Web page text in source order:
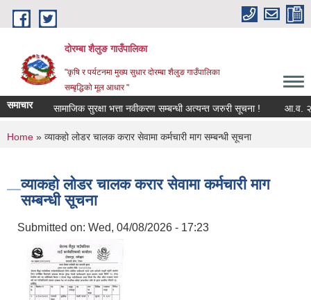
Skip to main content
दोरम्बा शैलुङ गाउँपालिका
"कृषि र पर्यटनमा मुख्य सुधार दोरम्बा शैलुङ गाउँपालिका
सम्बृद्धिको मूल आधार "
समाचार सामाजिक सुरक्षा भत्ता नवीकरण सम्बन्धी अत्यन्त जरुरी सूचना ! आ.व.
You are here
Home » व्याकहो लोडर चालक करार सेवामा कर्मचारी माग सम्बन्धी सूचना
व्याकहो लोडर चालक करार सेवामा कर्मचारी माग
सम्बन्धी सूचना
Submitted on: Wed, 04/08/2026 - 17:23